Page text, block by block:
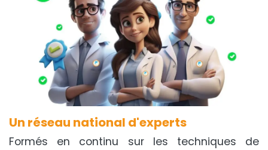
Un réseau national d'experts
Formés en continu sur les techniques de